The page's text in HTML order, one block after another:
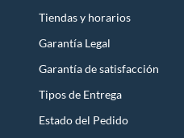
Tiendas y horarios
Garantía Legal
Garantía de satisfacción
Tipos de Entrega
Estado del Pedido